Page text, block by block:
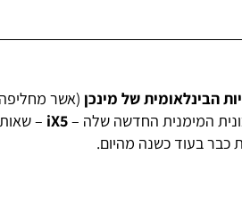
הבינלאומית של מינכן (אשר
המימנית החדשה שלה –iX5
–
כבר בעוד כשנה מהיום.